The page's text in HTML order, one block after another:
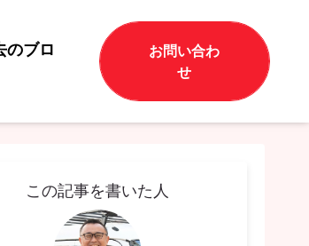
のブロ
お問い合わ
せ
この記事を書いた人